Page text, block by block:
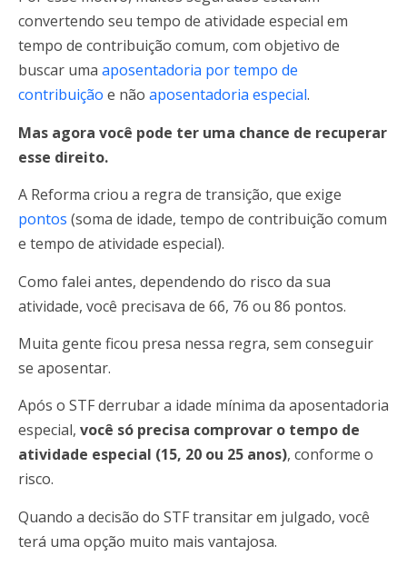
convertendo seu tempo de atividade especial em
tempo de contribuição comum, com objetivo de
buscar uma aposentadoria por tempo de
contribuição e não aposentadoria especial.
Mas agora você pode ter uma chance de recuperar
esse direito.
A Reforma criou a regra de transição, que exige
pontos (soma de idade, tempo de contribuição comum
e tempo de atividade especial).
Como falei antes, dependendo do risco da sua
atividade, você precisava de 66, 76 ou 86 pontos.
Muita gente ficou presa nessa regra, sem conseguir
se aposentar.
Após o STF derrubar a idade mínima da aposentadoria
especial, você só precisa comprovar o tempo de
atividade especial (15, 20 ou 25 anos), conforme o
risco.
Quando a decisão do STF transitar em julgado, você
terá uma opção muito mais vantajosa.